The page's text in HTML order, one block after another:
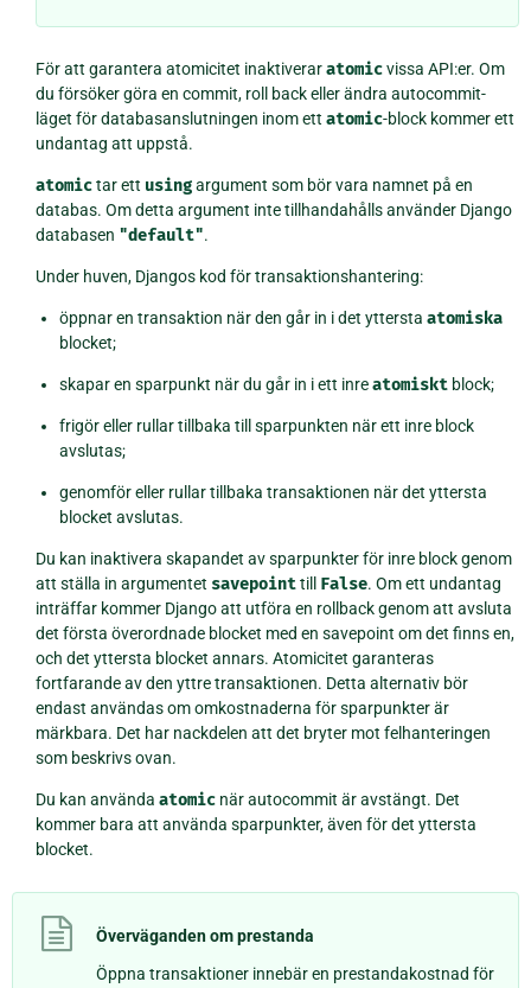
För att garantera atomicitet inaktiveraratomicvissa API:er. Om
du försöker göra en commit, roll back eller ändra autocommit-
läget för databasanslutningen inom ett atomic-block kommer ett
undantag att uppstå.
atomictar ett usingargument som bör vara namnet på en
databas. Om detta argument inte tillhandahålls använder Django
databasen "default".
Under huven, Djangos kod för transaktionshantering:
öppnar en transaktion när den går in i det yttersta atomiska
blocket;
skapar en sparpunkt när du går in i ett inreatomisktblock;
frigör eller rullar tillbaka till sparpunkten när ett inre block
avslutas;
genomför eller rullar tillbaka transaktionen när det yttersta
blocket avslutas.
Du kan inaktivera skapandet av sparpunkter för inre block genom
att ställa in argumentet savepointtill False. Om ett undantag
inträffar kommer Django att utföra en rollback genom att avsluta
det första överordnade blocket med en savepoint om det finns en,
och det yttersta blocket annars. Atomicitet garanteras
fortfarande av den yttre transaktionen. Detta alternativ bör
endast användas om omkostnaderna för sparpunkter är
märkbara. Det har nackdelen att det bryter mot felhanteringen
som beskrivs ovan.
Du kan använda atomicnär autocommit är avstängt. Det
kommer bara att använda sparpunkter, även för det yttersta
blocket.
Överväganden om prestanda
Öppna transaktioner innebär en prestandakostnad för